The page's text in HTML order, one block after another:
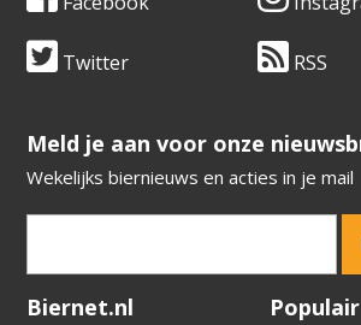
Twitter RSS
​​​​​​​Meld je aan voor onze
Wekelijks biernieuws en acties in je mail
Verification code:
Biernet.nl Populair